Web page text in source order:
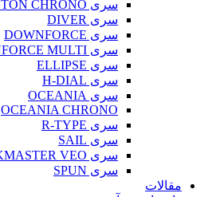
سری BOSTON CHRONO
سری DIVER
سری DOWNFORCE
سری DOWNFORCE MULTI
سری ELLIPSE
سری H-DIAL
سری OCEANIA
OCEANIA CHRONO
سری R-TYPE
سری SAIL
سری SHOCKMASTER VEO
سری SPUN
مقالات